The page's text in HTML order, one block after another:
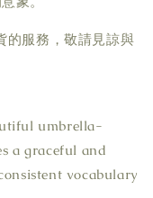
的服務，敬請見諒與
umbrella-
a graceful and
vocabulary